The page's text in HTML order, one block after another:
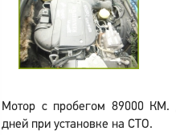
Мотор с пробегом 89000 КМ.
дней при установке на СТО.